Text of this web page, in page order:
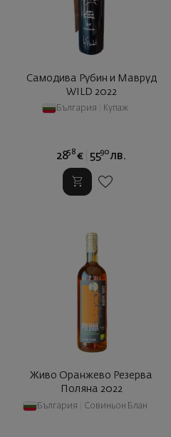
Самодива Рубин и Мавруд
WILD 2022
България Купаж
2858 € 5590 лв.
Живо Оранжево Резерва
Поляна 2022
България Совиньон Блан